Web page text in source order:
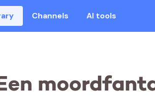
Channels AI tools